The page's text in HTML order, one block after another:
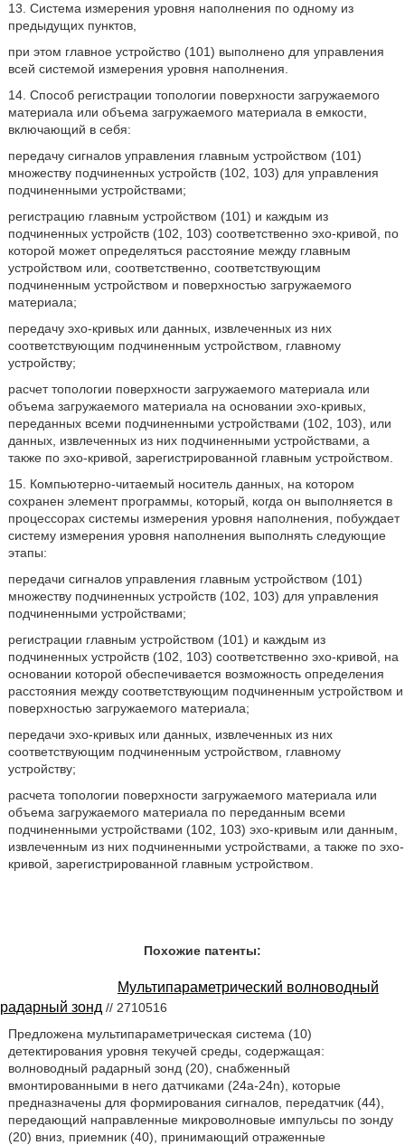
13. Система измерения уровня наполнения по одному из
предыдущих пунктов,
при этом главное устройство (101) выполнено для управления
всей системой измерения уровня наполнения.
14. Способ регистрации топологии поверхности загружаемого
материала или объема загружаемого материала в емкости,
включающий в себя:
передачу сигналов управления главным устройством (101)
множеству подчиненных устройств (102, 103) для управления
подчиненными устройствами;
регистрацию главным устройством (101) и каждым из
подчиненных устройств (102, 103) соответственно эхо-кривой, по
которой может определяться расстояние между главным
устройством или, соответственно, соответствующим
подчиненным устройством и поверхностью загружаемого
материала;
передачу эхо-кривых или данных, извлеченных из них
соответствующим подчиненным устройством, главному
устройству;
расчет топологии поверхности загружаемого материала или
объема загружаемого материала на основании эхо-кривых,
переданных всеми подчиненными устройствами (102, 103), или
данных, извлеченных из них подчиненными устройствами, а
также по эхо-кривой, зарегистрированной главным устройством.
15. Компьютерно-читаемый носитель данных, на котором
сохранен элемент программы, который, когда он выполняется в
процессорах системы измерения уровня наполнения, побуждает
систему измерения уровня наполнения выполнять следующие
этапы:
передачи сигналов управления главным устройством (101)
множеству подчиненных устройств (102, 103) для управления
подчиненными устройствами;
регистрации главным устройством (101) и каждым из
подчиненных устройств (102, 103) соответственно эхо-кривой, на
основании которой обеспечивается возможность определения
расстояния между соответствующим подчиненным устройством и
поверхностью загружаемого материала;
передачи эхо-кривых или данных, извлеченных из них
соответствующим подчиненным устройством, главному
устройству;
расчета топологии поверхности загружаемого материала или
объема загружаемого материала по переданным всеми
подчиненными устройствами (102, 103) эхо-кривым или данным,
извлеченным из них подчиненными устройствами, а также по эхо-
кривой, зарегистрированной главным устройством.
Похожие патенты:
Мультипараметрический волноводный
радарный зонд // 2710516
Предложена мультипараметрическая система (10)
детектирования уровня текучей среды, содержащая:
волноводный радарный зонд (20), снабженный
вмонтированными в него датчиками (24а-24n), которые
предназначены для формирования сигналов, передатчик (44),
передающий направленные микроволновые импульсы по зонду
(20) вниз, приемник (40), принимающий отраженные